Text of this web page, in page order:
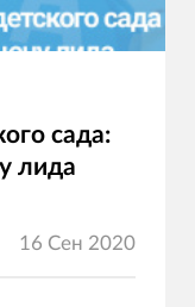
сада:
лида
16 Сен 2020